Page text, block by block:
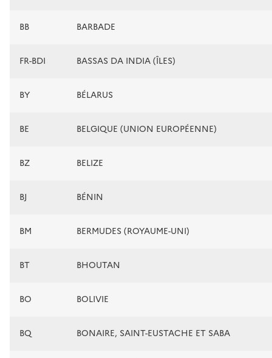
BB BARBADE
FR-BDI BASSAS DA INDIA (ÎLES)
BY BÉLARUS
BE BELGIQUE (UNION EUROPÉENNE)
BZ BELIZE
BJ BÉNIN
BM BERMUDES (ROYAUME-UNI)
BT BHOUTAN
BO BOLIVIE
BQ BONAIRE, SAINT-EUSTACHE ET SABA